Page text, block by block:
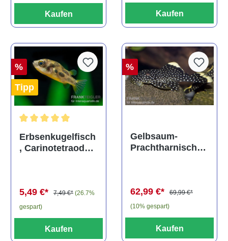
Kaufen Kaufen
%
Tipp
Durchschnittliche Bewertung von 5 von 5 Sternen
Erbsenkugelfisch
, Carinotetraodon
5,49 €* 7,49 €* (26.7%
gespart)
Kaufen
%
Gelbsaum-
Prachtharnischw
62,99 €*
69,99 €*
(10% gespart)
Kaufen